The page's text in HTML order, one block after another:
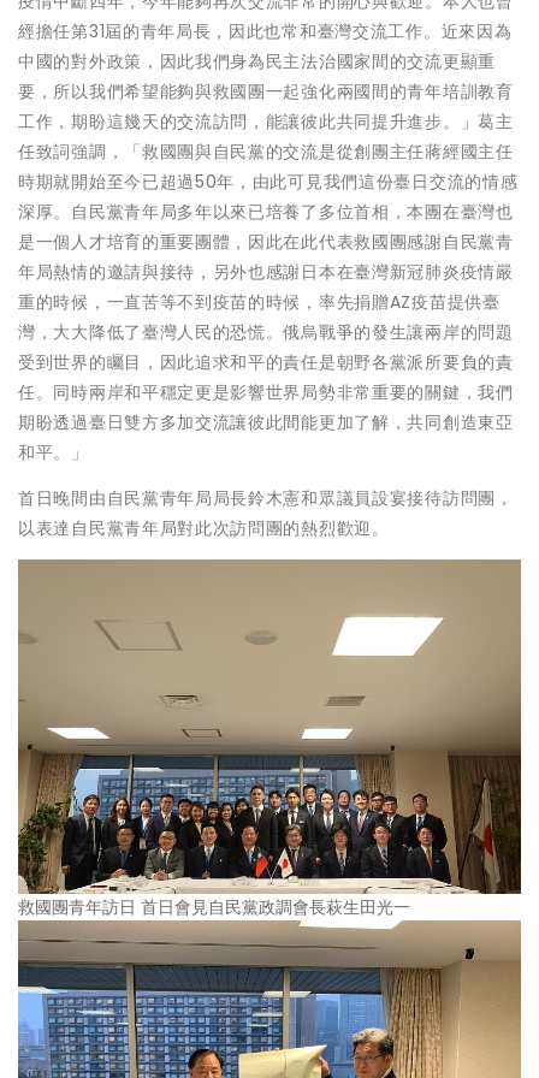
經擔任第31屆的青年局長，因此也常和臺灣交流工作。近來因為
中國的對外政策，因此我們身為民主法治國家間的交流更顯重
要，所以我們希望能夠與救國團一起強化兩國間的青年培訓教育
工作，期盼這幾天的交流訪問，能讓彼此共同提升進步。」葛主
任致詞強調，「救國團與自民黨的交流是從創團主任蔣經國主任
時期就開始至今已超過50年，由此可見我們這份臺日交流的情感
深厚。自民黨青年局多年以來已培養了多位首相，本團在臺灣也
是一個人才培育的重要團體，因此在此代表救國團感謝自民黨青
年局熱情的邀請與接待，另外也感謝日本在臺灣新冠肺炎疫情嚴
重的時候，一直苦等不到疫苗的時候，率先捐贈AZ疫苗提供臺
灣，大大降低了臺灣人民的恐慌。俄烏戰爭的發生讓兩岸的問題
受到世界的矚目，因此追求和平的責任是朝野各黨派所要負的責
任。同時兩岸和平穩定更是影響世界局勢非常重要的關鍵，我們
期盼透過臺日雙方多加交流讓彼此間能更加了解，共同創造東亞
和平。」
首日晚間由自民黨青年局局長鈴木憲和眾議員設宴接待訪問團，
以表達自民黨青年局對此次訪問團的熱烈歡迎。
救國團青年訪日 首日會見自民黨政調會長萩生田光一